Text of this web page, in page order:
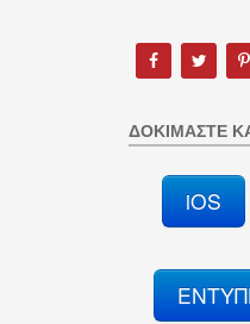
ΔΟΚΙΜΆΣΤΕ
iOS